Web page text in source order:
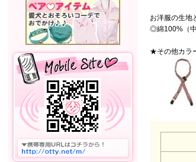
お洋服の生地
◎綿100%（中
★その他カラ